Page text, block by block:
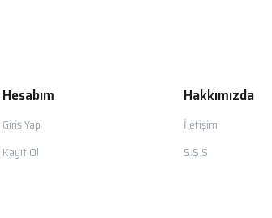
Hesabım
Giriş Yap
Kayıt Ol
Hakkımızda
İletişim
S.S.S